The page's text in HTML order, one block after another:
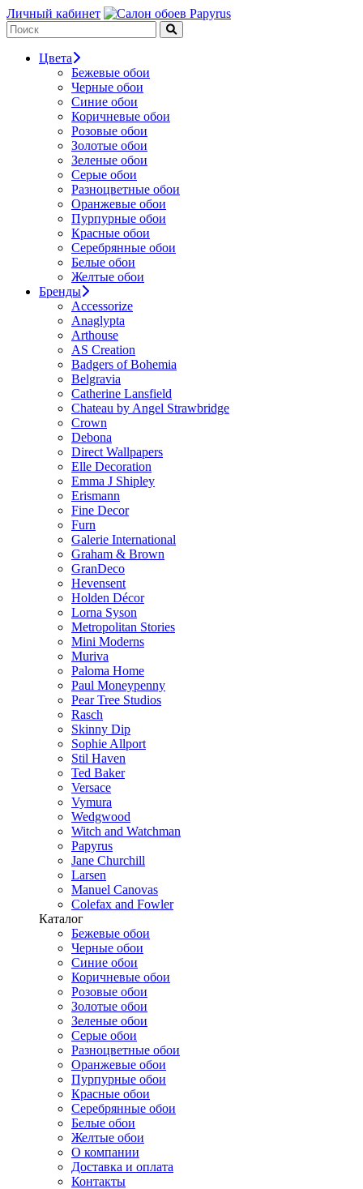
Личный кабинет
Цвета
Бежевые обои
Черные обои
Синие обои
Коричневые обои
Розовые обои
Золотые обои
Зеленые обои
Серые обои
Разноцветные обои
Оранжевые обои
Пурпурные обои
Красные обои
Серебрянные обои
Белые обои
Желтые обои
Бренды
Accessorize
Anaglypta
Arthouse
AS Creation
Badgers of Bohemia
Belgravia
Catherine Lansfield
Chateau by Angel Strawbridge
Crown
Debona
Direct Wallpapers
Elle Decoration
Emma J Shipley
Erismann
Fine Decor
Furn
Galerie International
Graham & Brown
GranDeco
Hevensent
Holden Décor
Lorna Syson
Metropolitan Stories
Mini Moderns
Muriva
Paloma Home
Paul Moneypenny
Pear Tree Studios
Rasch
Skinny Dip
Sophie Allport
Stil Haven
Ted Baker
Versace
Vymura
Wedgwood
Witch and Watchman
Papyrus
Jane Churchill
Larsen
Manuel Canovas
Colefax and Fowler
Каталог
Бежевые обои
Черные обои
Синие обои
Коричневые обои
Розовые обои
Золотые обои
Зеленые обои
Серые обои
Разноцветные обои
Оранжевые обои
Пурпурные обои
Красные обои
Серебрянные обои
Белые обои
Желтые обои
О компании
Доставка и оплата
Контакты